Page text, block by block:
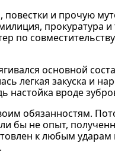
повестки и прочую
прокуратура
по
основной
легкая закуска и
настойка вроде
обязанностям.
бы не опыт,
к любым